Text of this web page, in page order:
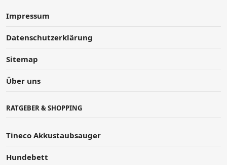
Impressum
Datenschutzerklärung
Sitemap
Über uns
RATGEBER & SHOPPING
Tineco Akkustaubsauger
Hundebett